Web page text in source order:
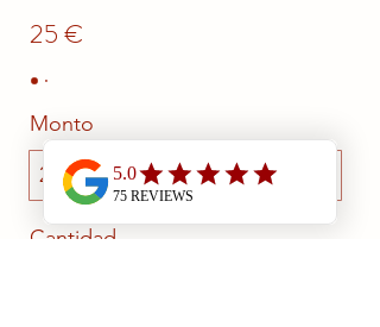
25 €
Monto
25 €
50 € 100 € 150 €
Cantidad